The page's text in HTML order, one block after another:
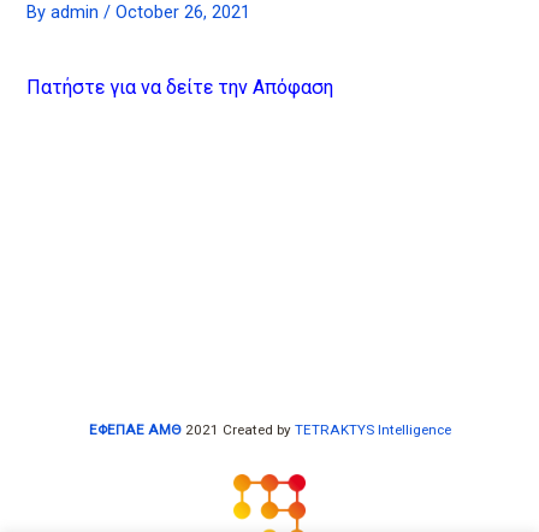
Byadmin/October 26, 2021
Πατήστε για να δείτε την Απόφαση
ΕΦΕΠΑΕ ΑΜΘ 2021 Created by TETRAKTYS Intelligence